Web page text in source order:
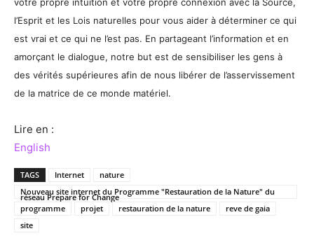
l’Esprit et les Lois naturelles pour vous aider à déterminer ce qui
est vrai et ce qui ne l’est pas. En partageant l’information et en
amorçant le dialogue, notre but est de sensibiliser les gens à
des vérités supérieures afin de nous libérer de l’asservissement
de la matrice de ce monde matériel.
Lire en :
English
TAGS Internet
nature
Nouveau site internet du Programme "Restauration de la Nature" du
réseau Prepare for Change
programme
projet restauration de la nature
reve de gaia
site